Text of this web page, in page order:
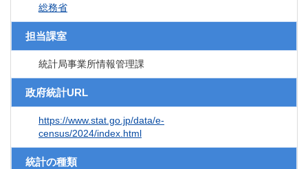
総務省
担当課室
統計局事業所情報管理課
政府統計URL
https://www.stat.go.jp/data/e-
census/2024/index.html
統計の種類